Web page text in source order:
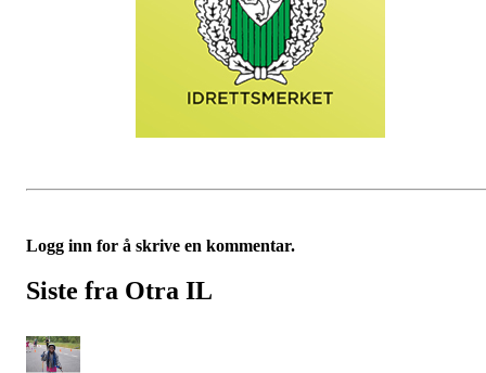
Logg inn for å skrive en kommentar.
Siste fra Otra IL